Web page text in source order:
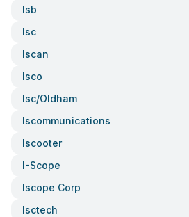
Isb
Isc
Iscan
Isco
Isc/oldham
Iscommunications
Iscooter
I-Scope
Iscope Corp
Isctech